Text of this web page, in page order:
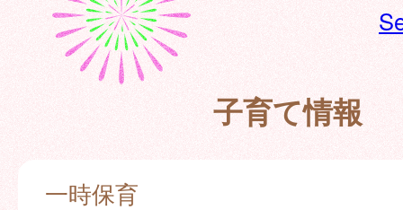
子育て情報
一時保育